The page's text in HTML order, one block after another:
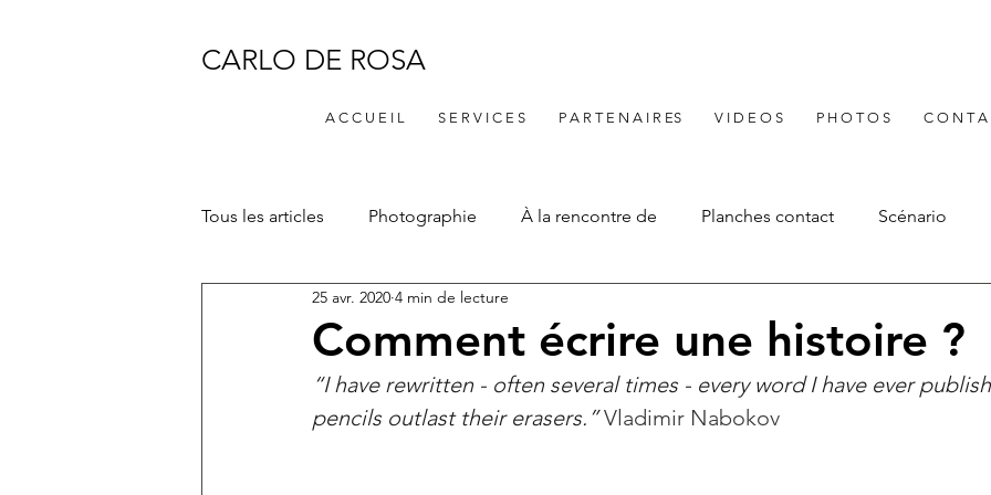
A C C U E I L S E R V I C E S P A R T E N A I R ES V I D E O S P H O T O S C O N T A
CARLO DE ROSA
Tous les articles Photographie À la rencontre de Planches contact Scénario
Comment écrire une histoire ?
25 avr. 2020 4 min de lecture
“I have rewritten - often several times - every word I have ever
pencils outlast their erasers. ” Vladimir Nabokov